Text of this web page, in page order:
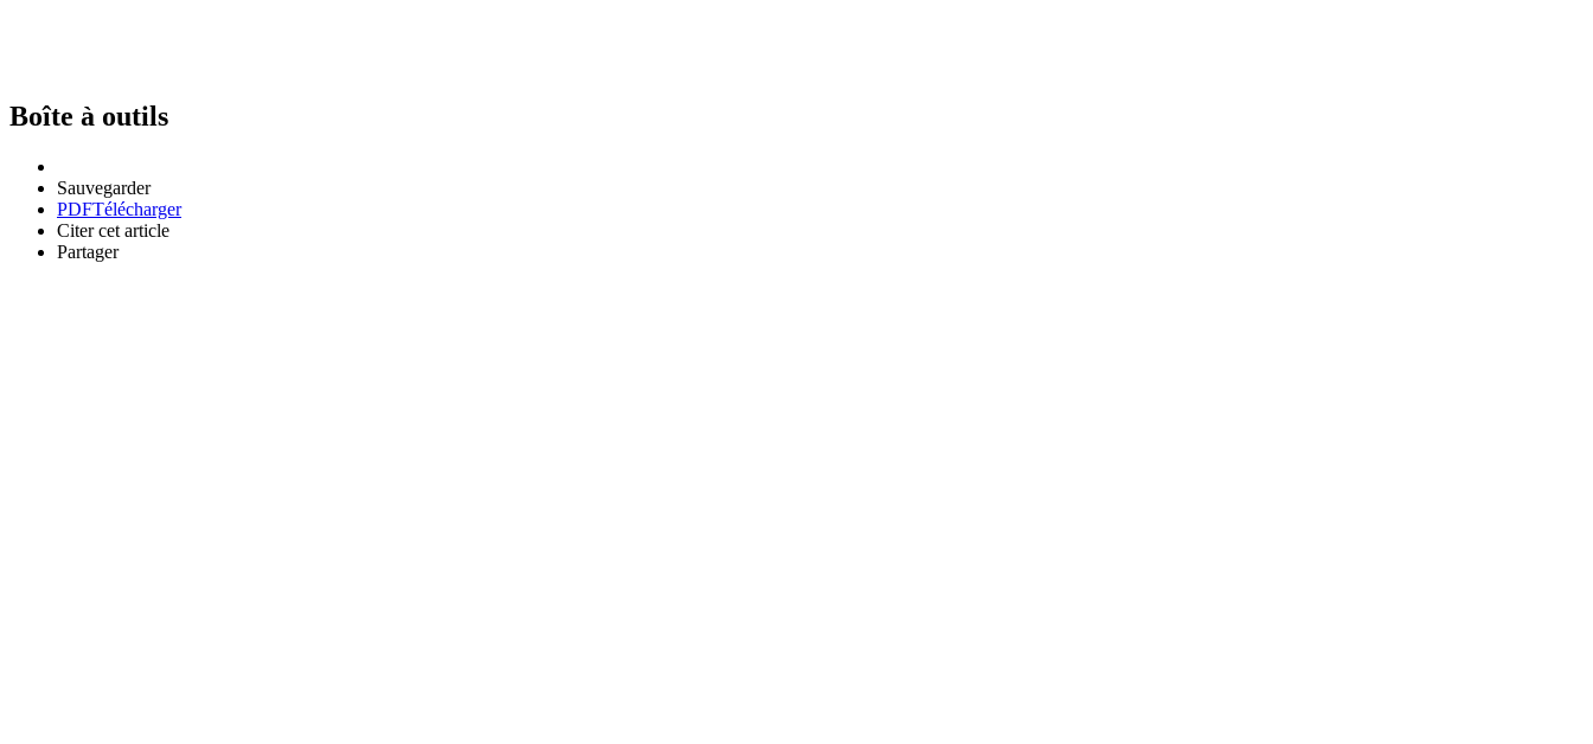
Boîte à outils
Sauvegarder
PDFTélécharger
Citer cet article
Partager